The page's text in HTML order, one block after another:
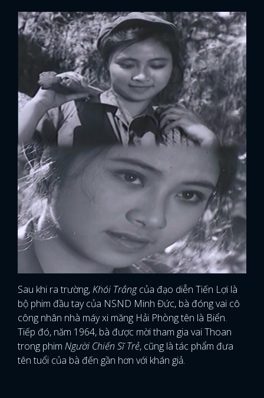
Sau khi ra trường,Khói Trắngcủa đạo diễn Tiến Lợi là
bộ phim đầu tay của NSND Minh Đức, bà đóng vai cô
công nhân nhà máy xi măng Hải Phòng tên là Biển.
Tiếp đó, năm 1964, bà được mời tham gia vai Thoan
trong phim Người Chiến Sĩ Trẻ, cũng là tác phẩm đưa
tên tuổi của bà đến gần hơn với khán giả.